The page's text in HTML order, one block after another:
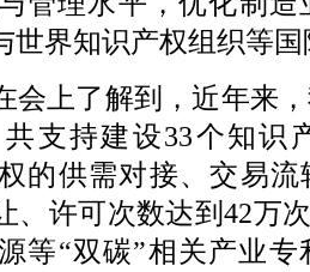
世界知识产权组织等
会上了解到，近年来
支持建设33个知识
的供需对接、交易流
、许可次数达到42万
等“双碳”相关产业